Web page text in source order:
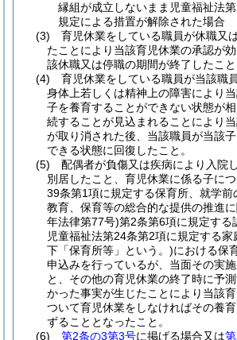
縁組が成立しないまま児童福祉法
規定による措置が解除された場合
(3)
育児休業をしている職員が休職又
たことにより当該育児休業の承認が
該休職又は停職の期間が終了したこと
(4)
育児休業をしている職員が当該職
身体上若しくは精神上の障害により
子を養育することができない状態が
続することが見込まれることにより
が取り消された後、当該職員が当該
できる状態に回復したこと。
(5)
配偶者が負傷又は疾病により入院
別居したこと、育児休業に係る子に
39条第1項に規定する保育所、就学前
教育、保育等の総合的な提供の推進
年法律第77号)第2条第6項に規定する
児童福祉法第24条第2項に規定する
下「保育所等」という。)における保
申込みを行っているが、当面その実
と、その他の育児休業の終了時に予
かった事実が生じたことにより当該
ついて育児休業をしなければその養
ずることとなったこと。
(6)
第2条の3第3号に掲げる場合又は